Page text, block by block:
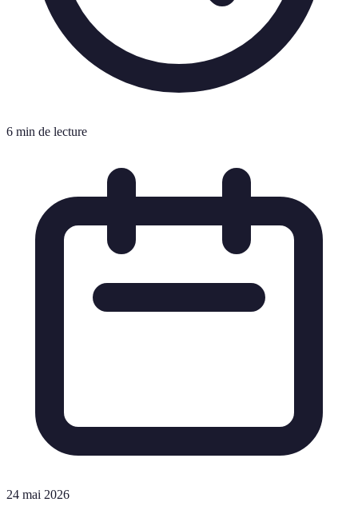
6 min de lecture
24 mai 2026